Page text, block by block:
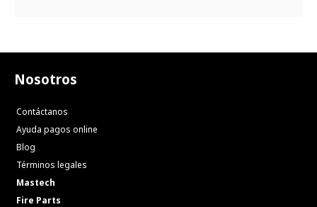
Nosotros
Contáctanos
Ayuda pagos online
Blog
Términos legales
Mastech
Fire Parts